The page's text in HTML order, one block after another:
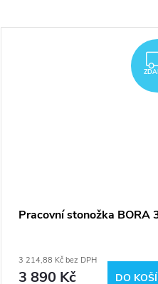
Pracovní stonožka BORA
3 214,88 Kč bez DPH
3 890 Kč DO